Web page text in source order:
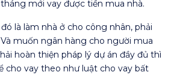
mới vay được tiền mua nhà.
là làm nhà ở cho công nhân, phải
muốn ngân hàng cho người mua
hoàn thiện pháp lý dự án đầy đủ thì
cho vay theo như luật cho vay bất